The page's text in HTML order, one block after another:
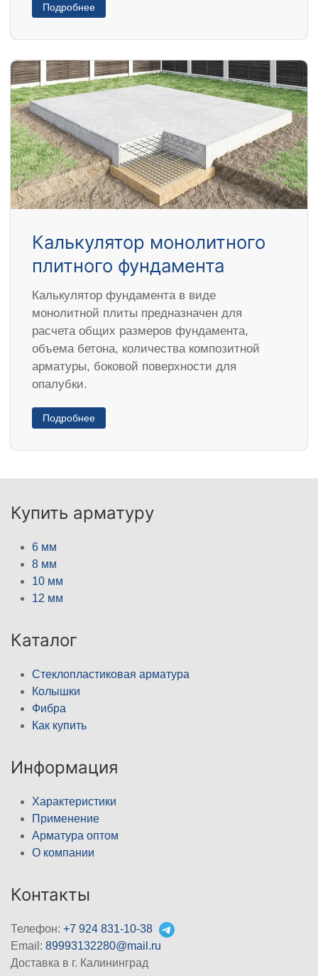
Подробнее
Калькулятор монолитного
плитного фундамента
Калькулятор фундамента в виде
монолитной плиты предназначен для
расчета общих размеров фундамента,
объема бетона, количества композитной
арматуры, боковой поверхности для
опалубки.
Подробнее
Купить арматуру
6 мм
8 мм
10 мм
12 мм
Каталог
Стеклопластиковая арматура
Колышки
Фибра
Как купить
Информация
Характеристики
Применение
Арматура оптом
О компании
Контакты
Телефон: +7 924 831-10-38
Email: 89993132280@mail.ru
Доставка в г. Калининград